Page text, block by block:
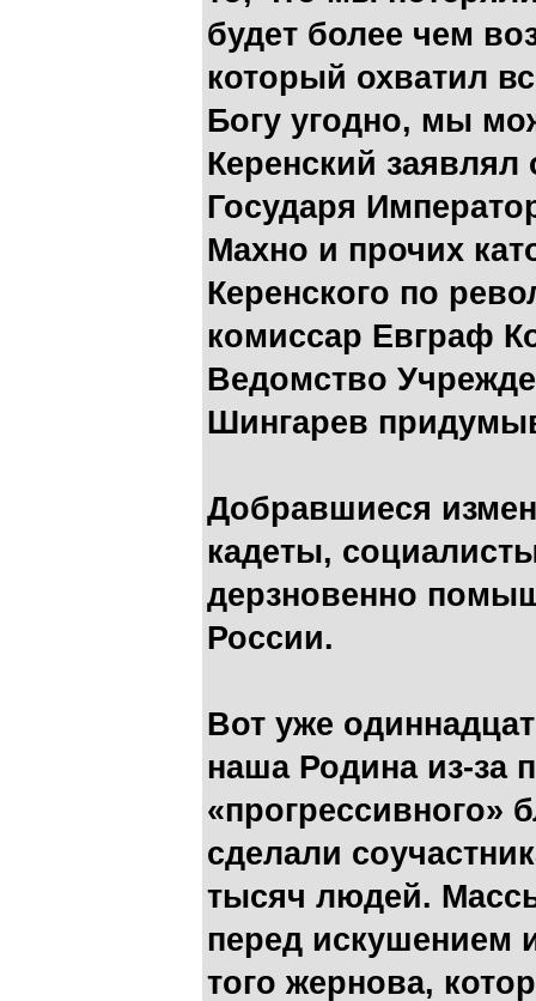
будет более чем
который охватил
Богу угодно, мы
Керенский заявлял
Государя
Махно и прочих
Керенского по
комиссар Евграф
Ведомство
Шингарев
Добравшиеся
кадеты,
дерзновенно
России.
Вот уже
наша Родина из-за
«прогрессивного»
сделали
тысяч людей.
перед искушением
того жернова,